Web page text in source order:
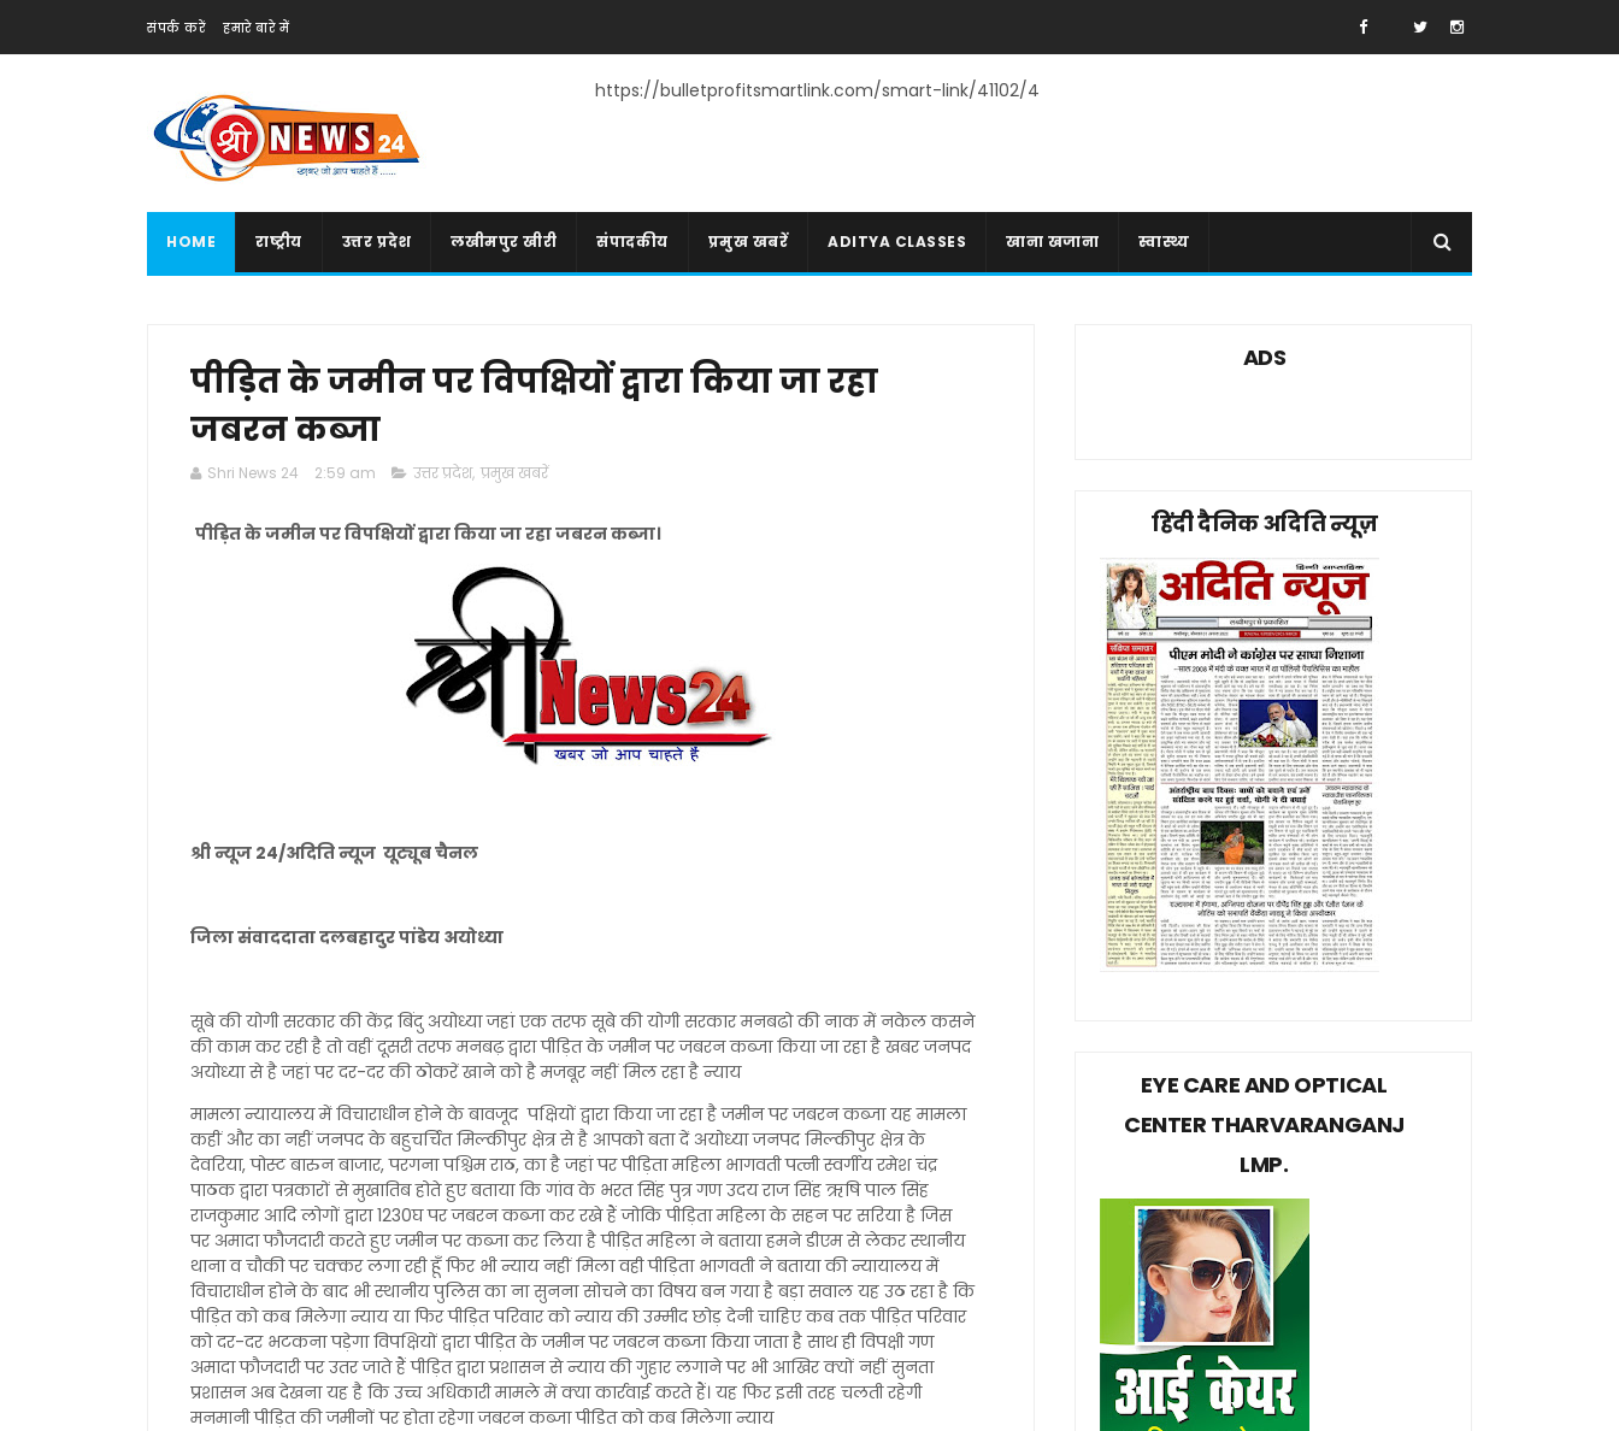
संपर्क करें हमारे बारे में
https://bulletprofitsmartlink.com/smart-link/41102/4
HOME राष्ट्रीय उत्तर प्रदेश लखीमपुर खीरी संपादकीय प्रमुख खबरें ADITYA CLASSES खाना खजाना स्वास्थ्य
पीड़ित के जमीन पर विपक्षियों द्वारा किया जा रहा
जबरन कब्जा
Shri News 24 2:59 am उत्तर प्रदेश, प्रमुख खबरें
पीड़ित के जमीन पर विपक्षियों द्वारा किया जा रहा जबरन कब्जा।
श्री न्यूज 24/अदिति न्यूज यूट्यूब चैनल
जिला संवाददाता दलबहादुर पांडेय अयोध्या
सूबे की योगी सरकार की केंद्र बिंदु अयोध्या जहां एक तरफ सूबे की योगी सरकार मनबढो की नाक में नकेल कसने
की काम कर रही है तो वहीं दूसरी तरफ मनबढ़ द्वारा पीड़ित के जमीन पर जबरन कब्जा किया जा रहा है खबर जनपद
अयोध्या से है जहां पर दर-दर की ठोकरें खाने को है मजबूर नहीं मिल रहा है न्याय
मामला न्यायालय में विचाराधीन होने के बावजूद पक्षियों द्वारा किया जा रहा है जमीन पर जबरन कब्जा यह मामला
कहीं और का नहीं जनपद के बहुचर्चित मिल्कीपुर क्षेत्र से है आपको बता दें अयोध्या जनपद मिल्कीपुर क्षेत्र के
देवरिया, पोस्ट बारुन बाजार, परगना पश्चिम राठ, का है जहां पर पीड़िता महिला भागवती पत्नी स्वर्गीय रमेश चंद्र
पाठक द्वारा पत्रकारों से मुखातिब होते हुए बताया कि गांव के भरत सिंह पुत्र गण उदय राज सिंह ऋषि पाल सिंह
राजकुमार आदि लोगों द्वारा 1230घ पर जबरन कब्जा कर रखे हैं जोकि पीड़िता महिला के सहन पर सरिया है जिस
पर अमादा फौजदारी करते हुए जमीन पर कब्जा कर लिया है पीड़ित महिला ने बताया हमने डीएम से लेकर स्थानीय
थाना व चौकी पर चक्कर लगा रही हूँ फिर भी न्याय नहीं मिला वही पीड़िता भागवती ने बताया की न्यायालय में
विचाराधीन होने के बाद भी स्थानीय पुलिस का ना सुनना सोचने का विषय बन गया है बड़ा सवाल यह उठ रहा है कि
पीड़ित को कब मिलेगा न्याय या फिर पीड़ित परिवार को न्याय की उम्मीद छोड़ देनी चाहिए कब तक पीड़ित परिवार
को दर-दर भटकना पड़ेगा विपक्षियों द्वारा पीड़ित के जमीन पर जबरन कब्जा किया जाता है साथ ही विपक्षी गण
अमादा फौजदारी पर उतर जाते हैं पीड़ित द्वारा प्रशासन से न्याय की गुहार लगाने पर भी आखिर क्यों नहीं सुनता
प्रशासन अब देखना यह है कि उच्च अधिकारी मामले में क्या कार्रवाई करते हैं। यह फिर इसी तरह चलती रहेगी
मनमानी पीड़ित की जमीनों पर होता रहेगा जबरन कब्जा पीडित को कब मिलेगा न्याय
ADS
हिंदी दैनिक अदिति न्यूज़
EYE CARE AND OPTICAL
CENTER THARVARANGANJ
LMP.